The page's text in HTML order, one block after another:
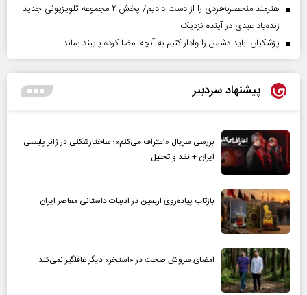
هنرمند منحصر‌به‌فردی را از دست دادیم/ پخش ۲ مجموعه تلویزیونی جدید
زنده‌یاد عبدی در آینده نزدیک
پزشکیان: باید دشمن را وادار کنیم به آنچه امضا کرده پایبند بماند
پیشنهاد سردبیر
بررسی سریال «اعتراف می‌کنم»؛ ساختارشکنی در ژانر پلیسی
ایران + نقد و تحلیل
بازتاب پیاده‌روی اربعین در ادبیات داستانی معاصر ایران
امضای سروش صحت در «استخر» دیگر غافلگیر نمی‌کند